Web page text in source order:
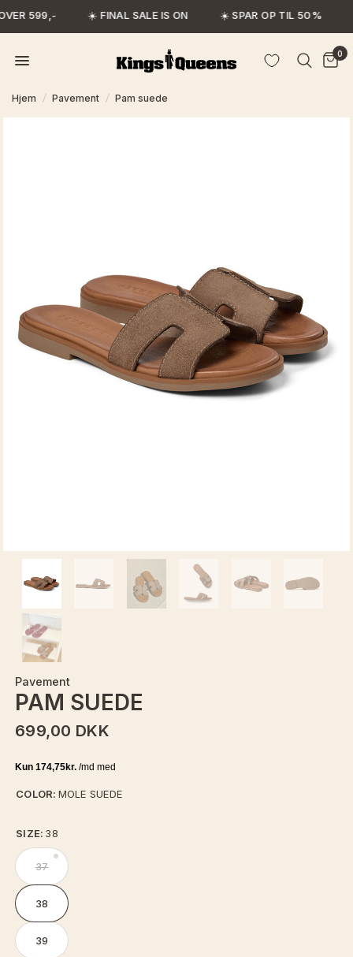
599,- ☀️ FINAL SALE IS ON ☀️ SPAR OP TIL 50%
0
Hjem / Pavement / Pam suede
Pavement
PAM SUEDE
699,00 DKK
COLOR: MOLE SUEDE
SIZE: 38
37
38
39